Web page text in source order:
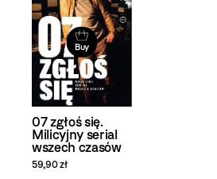
Buy
07 zgłoś się.
Milicyjny serial
wszech czasów
59,90 zł